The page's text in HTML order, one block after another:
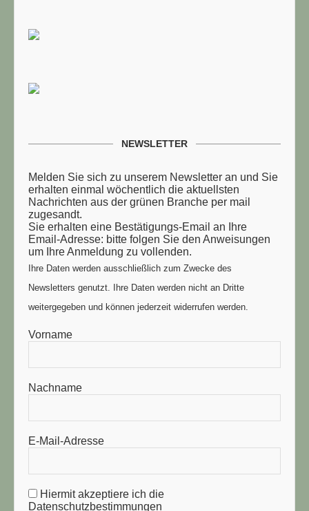
NEWSLETTER
Melden Sie sich zu unserem Newsletter an und Sie
erhalten einmal wöchentlich die aktuellsten
Nachrichten aus der grünen Branche per mail
zugesandt.
Sie erhalten eine Bestätigungs-Email an Ihre
Email-Adresse: bitte folgen Sie den Anweisungen
um Ihre Anmeldung zu vollenden.
Ihre Daten werden ausschließlich zum Zwecke des
Newsletters genutzt. Ihre Daten werden nicht an Dritte
weitergegeben und können jederzeit widerrufen werden.
Vorname
Nachname
E-Mail-Adresse
Hiermit akzeptiere ich die
Datenschutzbestimmungen